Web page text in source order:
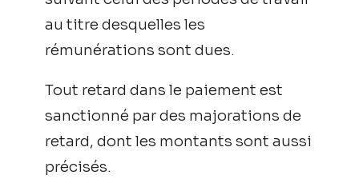
au titre desquelles les
rémunérations sont dues.
Tout retard dans le paiement est
sanctionné par des majorations de
retard, dont les montants sont aussi
précisés.